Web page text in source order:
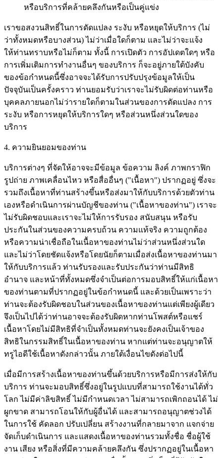
หรือบริการที่คล้ายคลึงกันหรือเป็นคู่แข่ง
เราขอสงวนสิทธิ์ในการดัดแปลง ระงับ หรือหยุดให้บริการ (ไม่
ว่าทั้งหมดหรือบางส่วน) ไม่ว่าเมื่อใดก็ตาม และไม่ว่าจะแจ้ง
ให้ท่านทราบหรือไม่ก็ตาม ทั้งนี้ การเปิดตัว การอัปเดตใดๆ หรือ
การเพิ่มเติมการทำงานอื่นๆ ของบริการ ก็จะอยู่ภายใต้บังคับ
ของข้อกำหนดนี้ซึ่งอาจจะได้รับการปรับปรุงข้อมูลให้เป็น
ปัจจุบันเป็นครั้งคราว ท่านยอมรับว่าเราจะไม่รับผิดต่อท่านหรือ
บุคคลภายนอกไม่ว่ารายใดก็ตามในส่วนของการดัดแปลง การ
ระงับ หรือการหยุดให้บริการใดๆ หรือส่วนหนึ่งส่วนใดของ
บริการ
4. ความยินยอมของท่าน
บริการต่างๆ ที่จัดให้อาจจะมีข้อมูล ข้อความ ลิงค์ ภาพกราฟิก
รูปถ่าย ภาพเคลื่อนไหว หรือสื่ออื่นๆ ("เนื้อหา") ปรากฏอยู่ ซึ่งจะ
รวมถึงเนื้อหาที่ท่านสร้างขึ้นหรือส่งมาให้กับบริการด้วยตัวท่าน
เองหรือดำเนินการผ่านบัญชีของท่าน ("เนื้อหาของท่าน") เราจะ
ไม่รับผิดชอบและเราจะไม่ให้การรับรอง สนับสนุน หรือรับ
ประกันในส่วนของความครบถ้วน ความแท้จริง ความถูกต้อง
หรือความน่าเชื่อถือในเนื้อหาของท่านไม่ว่าส่วนหนึ่งส่วนใด
และไม่ว่าโดยชัดแจ้งหรือโดยนัยก็ตามเมื่อส่งเนื้อหาของท่านมา
ให้กับบริการแล้ว ท่านรับรองและรับประกันว่าท่านมีสิทธิ
อำนาจ และหน้าที่ทั้งหมดซึ่งจำเป็นต่อการมอบสิทธิ์ให้แก่เนื้อหา
ของท่านตามที่ปรากฏอยู่ในข้อกำหนดนี้ และด้วยเป็นเพราะว่า
ท่านจะต้องรับผิดชอบในส่วนของเนื้อหาของท่านแต่เพียงผู้เดียว
จึงเป็นไปได้ว่าท่านอาจจะต้องรับผิดหากท่านโพสต์หรือแชร์
เนื้อหาโดยไม่มีสิทธิที่จำเป็นทั้งหมดท่านจะยังคงเป็นเจ้าของ
สิทธิในกรรมสิทธิ์ในเนื้อหาของท่าน หากแต่ท่านจะอนุญาตให้
ทรูไอดีใช้เนื้อหาดังกล่าวนั้น ภายใต้เงื่อนไขดังต่อไปนี้
เมื่อมีการสร้างเนื้อหาของท่านขึ้นด้วยบริการหรือมีการส่งให้กับ
บริการ ท่านจะมอบสิทธิ์ซึ่งอยู่ในรูปแบบที่สามารถใช้งานได้ทั่ว
โลก ไม่มีค่าลิขสิทธิ์ ไม่มีกำหนดเวลา ไม่สามารถเพิกถอนได้ ไม่
ผูกขาด สามารถโอนให้กับผู้อื่นได้ และสามารถอนุญาตช่วงได้
ในการใช้ คัดลอก ปรับเปลี่ยน สร้างงานที่กลายมาจาก แจกจ่าย
จัดเก็บดำเนินการ และแสดงเนื้อหาของท่านรวมทั้งชื่อ ชื่อผู้ใช้
งาน เสียง หรือสิ่งที่มีความคล้ายคลึงกัน ซึ่งปรากฏอยู่ในเนื้อหา